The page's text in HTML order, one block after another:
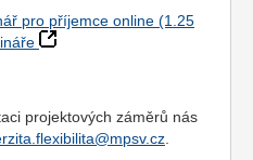
pro příjemce online
projektových záměrů nás
.